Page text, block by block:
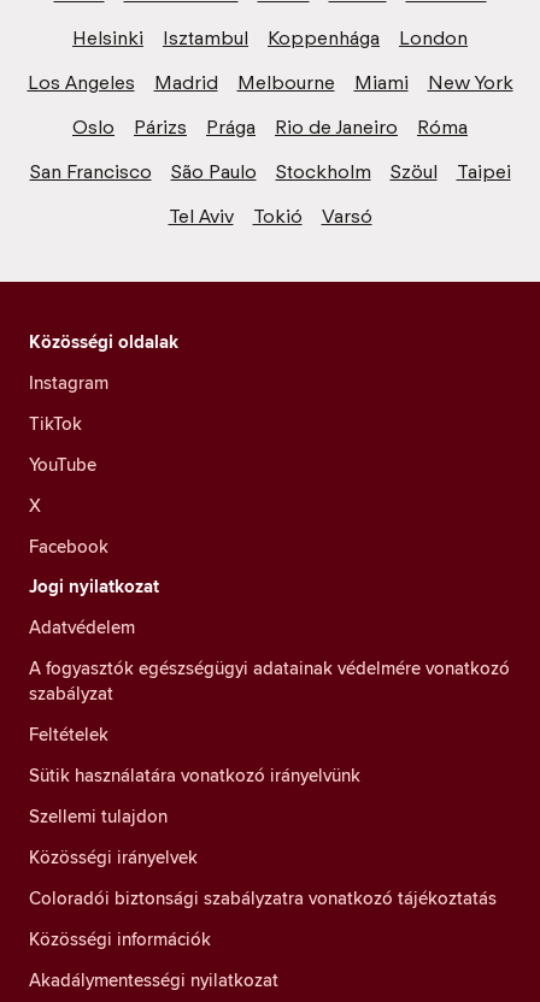
Helsinki
Isztambul Koppenhága
London
Los Angeles
Madrid Melbourne Miami
New York
Oslo
Párizs Prága Rio de Janeiro
Róma
San Francisco
São Paulo Stockholm Szöul
Taipei
Tel Aviv
Tokió Varsó
Közösségi oldalak
Instagram
TikTok
YouTube
X
Facebook
Jogi nyilatkozat
Adatvédelem
A fogyasztók egészségügyi adatainak védelmére vonatkozó
szabályzat
Feltételek
Sütik használatára vonatkozó irányelvünk
Szellemi tulajdon
Közösségi irányelvek
Coloradói biztonsági szabályzatra vonatkozó tájékoztatás
Közösségi információk
Akadálymentességi nyilatkozat